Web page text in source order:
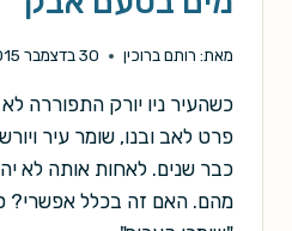
מאת: רותם ברוכין 30 בדצמבר 2015
כשהעיר ניו יורק התפוררה
פרט לאב ובנו, שומר עיר
כבר שנים. לאחות אותה לא
מהם. האם זה בכלל אפשרי?